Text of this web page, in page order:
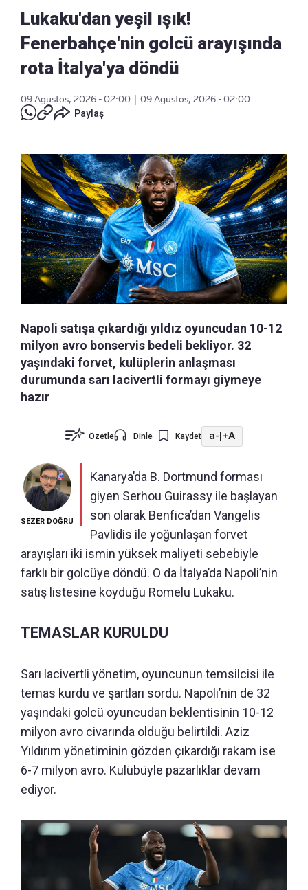
Lukaku'dan yeşil ışık!
Fenerbahçe'nin golcü arayışında
rota İtalya'ya döndü
09 Ağustos, 2026 - 02:00 | 09 Ağustos, 2026 - 02:00
Paylaş
Napoli satışa çıkardığı yıldız oyuncudan 10-12
milyon avro bonservis bedeli bekliyor. 32
yaşındaki forvet, kulüplerin anlaşması
durumunda sarı lacivertli formayı giymeye
hazır
Özetle Dinle Kaydet a- +A
SEZER DOĞRU
Kanarya’da B. Dortmund forması
giyen Serhou Guirassy ile başlayan
son olarak Benfica’dan Vangelis
Pavlidis ile yoğunlaşan forvet
arayışları iki ismin yüksek maliyeti sebebiyle
farklı bir golcüye döndü. O da İtalya’da Napoli’nin
satış listesine koyduğu Romelu Lukaku.
TEMASLAR KURULDU
Sarı lacivertli yönetim, oyuncunun temsilcisi ile
temas kurdu ve şartları sordu. Napoli’nin de 32
yaşındaki golcü oyuncudan beklentisinin 10-12
milyon avro civarında olduğu belirtildi. Aziz
Yıldırım yönetiminin gözden çıkardığı rakam ise
6-7 milyon avro. Kulübüyle pazarlıklar devam
ediyor.